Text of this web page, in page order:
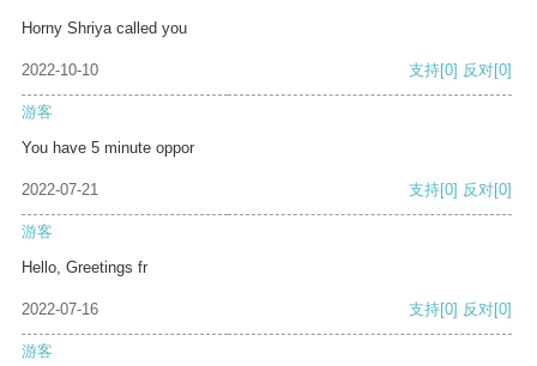
Horny Shriya called you
2022-10-10 支持[0] 反对[0]
游客
You have 5 minute oppor
2022-07-21 支持[0] 反对[0]
游客
Hello, Greetings fr
2022-07-16 支持[0] 反对[0]
游客